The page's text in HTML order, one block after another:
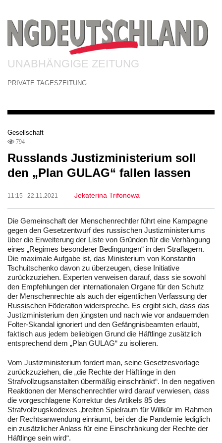
UNABHÄNGIGE ZEITUNG
PRIVATE TAGESZEITUNG
Gesellschaft
794
Russlands Justizministerium soll
den „Plan GULAG“ fallen lassen
11:15 22.11.2021 Jekaterina Trifonowa
Die Gemeinschaft der Menschenrechtler führt eine Kampagne
gegen den Gesetzentwurf des russischen Justizministeriums
über die Erweiterung der Liste von Gründen für die Verhängung
eines „Regimes besonderer Bedingungen“ in den Straflagern.
Die maximale Aufgabe ist, das Ministerium von Konstantin
Tschuitschenko davon zu überzeugen, diese Initiative
zurückzuziehen. Experten verweisen darauf, dass sie sowohl
den Empfehlungen der internationalen Organe für den Schutz
der Menschenrechte als auch der eigentlichen Verfassung der
Russischen Föderation widerspreche. Es ergibt sich, dass das
Justizministerium den jüngsten und nach wie vor andauernden
Folter-Skandal ignoriert und den Gefängnisbeamten erlaubt,
faktisch aus jedem beliebigen Grund die Häftlinge zusätzlich
entsprechend dem „Plan GULAG“ zu isolieren.
Vom Justizministerium fordert man, seine Gesetzesvorlage
zurückzuziehen, die „die Rechte der Häftlinge in den
Strafvollzugsanstalten übermäßig einschränkt“. In den negativen
Reaktionen der Menschenrechtler wird darauf verwiesen, dass
die vorgeschlagene Korrektur des Artikels 85 des
Strafvollzugskodexes „breiten Spielraum für Willkür im Rahmen
der Rechtsanwendung einräumt, bei der die Pandemie lediglich
ein zusätzlicher Anlass für eine Einschränkung der Rechte der
Häftlinge sein wird“.